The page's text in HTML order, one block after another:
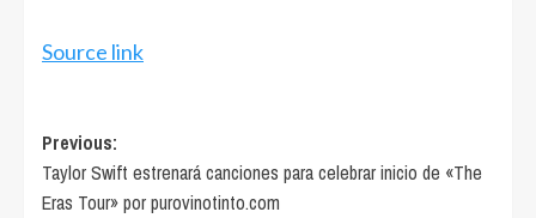
Source link
Post
navigation
Previous:
Taylor Swift estrenará canciones para celebrar inicio de «The
Eras Tour» por purovinotinto.com